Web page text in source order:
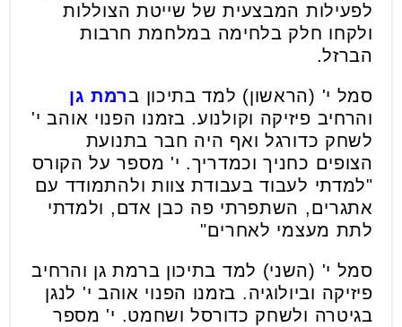
לפעילות המבצעית של שייטת הצוללות
ולקחו חלק בלחימה במלחמת חרבות
הברזל.
סמל י' (הראשון) למד בתיכון ברמת גן
והרחיב פיזיקה וקולנוע. בזמנו הפנוי אוהב י'
לשחק כדורגל ואף היה חבר בתנועת
הצופים כחניך וכמדריך. י' מספר על הקורס
"למדתי לעבוד בעבודת צוות ולהתמודד עם
אתגרים, השתפרתי פה כבן אדם, ולמדתי
לתת מעצמי לאחרים"
סמל י' (השני) למד בתיכון ברמת גן והרחיב
פיזיקה וביולוגיה. בזמנו הפנוי אוהב י' לנגן
בגיטרה ולשחק כדורסל ושחמט. י' מספר